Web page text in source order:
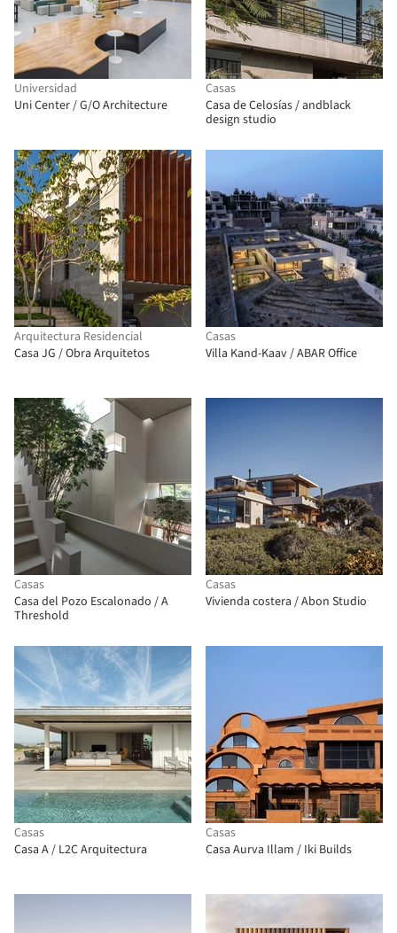
Universidad
Uni Center / G/O Architecture
Casas
Casa de Celosías / andblack
design studio
Arquitectura Residencial
Casa JG / Obra Arquitetos
Casas
Villa Kand-Kaav / ABAR Office
Casas
Casa del Pozo Escalonado / A
Threshold
Casas
Vivienda costera / Abon Studio
Casas
Casa A / L2C Arquitectura
Casas
Casa Aurva Illam / Iki Builds